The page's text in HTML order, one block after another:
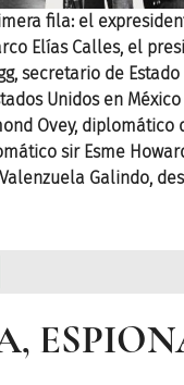
fila: el
Elías Calles, el
secretario de
Unidos en
Ovey,
sir Esme
Galindo,